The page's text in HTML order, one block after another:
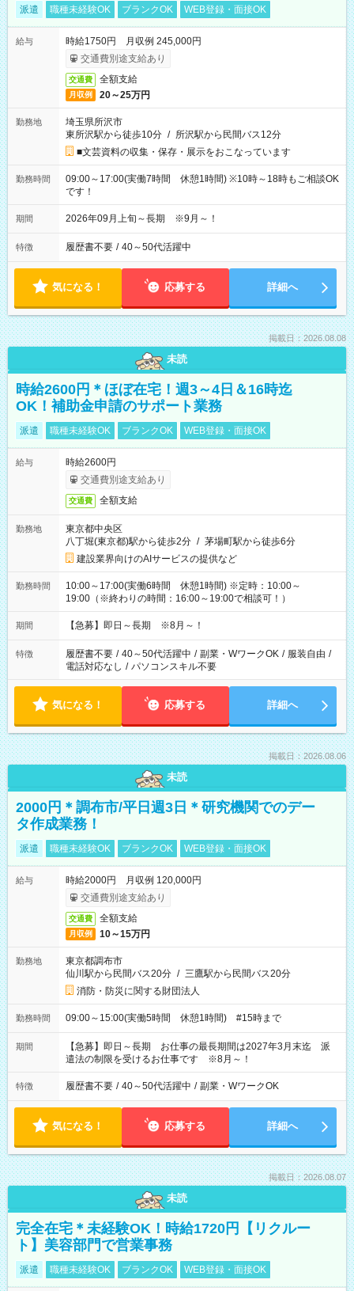
派遣 職種未経験OK ブランクOK WEB登録・面接OK
給与
時給1750円 月収例 245,000円
交通費別途支給あり
交通費 全額支給
月収例 20～25万円
勤務地
埼玉県所沢市
東所沢駅から徒歩10分 / 所沢駅から民間バス12分
■文芸資料の収集・保存・展示をおこなっています
勤務時間
09:00～17:00(実働7時間 休憩1時間) ※10時～18時もご相談OK
です！
期間 2026年09月上旬～長期 ※9月～！
特徴 履歴書不要 / 40～50代活躍中
気になる！ 応募する 詳細へ
掲載日：2026.08.08
未読
時給2600円＊ほぼ在宅！週3～4日＆16時迄
OK！補助金申請のサポート業務
派遣 職種未経験OK ブランクOK WEB登録・面接OK
給与
時給2600円
交通費別途支給あり
交通費 全額支給
勤務地
東京都中央区
八丁堀(東京都)駅から徒歩2分 / 茅場町駅から徒歩6分
建設業界向けのAIサービスの提供など
勤務時間
10:00～17:00(実働6時間 休憩1時間) ※定時：10:00～
19:00（※終わりの時間：16:00～19:00で相談可！）
期間 【急募】即日～長期 ※8月～！
特徴 履歴書不要 / 40～50代活躍中 / 副業・WワークOK / 服装自由 /
電話対応なし / パソコンスキル不要
気になる！ 応募する 詳細へ
掲載日：2026.08.06
未読
2000円＊調布市/平日週3日＊研究機関でのデー
タ作成業務！
派遣 職種未経験OK ブランクOK WEB登録・面接OK
給与
時給2000円 月収例 120,000円
交通費別途支給あり
交通費 全額支給
月収例 10～15万円
勤務地
東京都調布市
仙川駅から民間バス20分 / 三鷹駅から民間バス20分
消防・防災に関する財団法人
勤務時間 09:00～15:00(実働5時間 休憩1時間) #15時まで
期間
【急募】即日～長期 お仕事の最長期間は2027年3月末迄 派
遣法の制限を受けるお仕事です ※8月～！
特徴 履歴書不要 / 40～50代活躍中 / 副業・WワークOK
気になる！ 応募する 詳細へ
掲載日：2026.08.07
未読
完全在宅＊未経験OK！時給1720円【リクルー
ト】美容部門で営業事務
派遣 職種未経験OK ブランクOK WEB登録・面接OK